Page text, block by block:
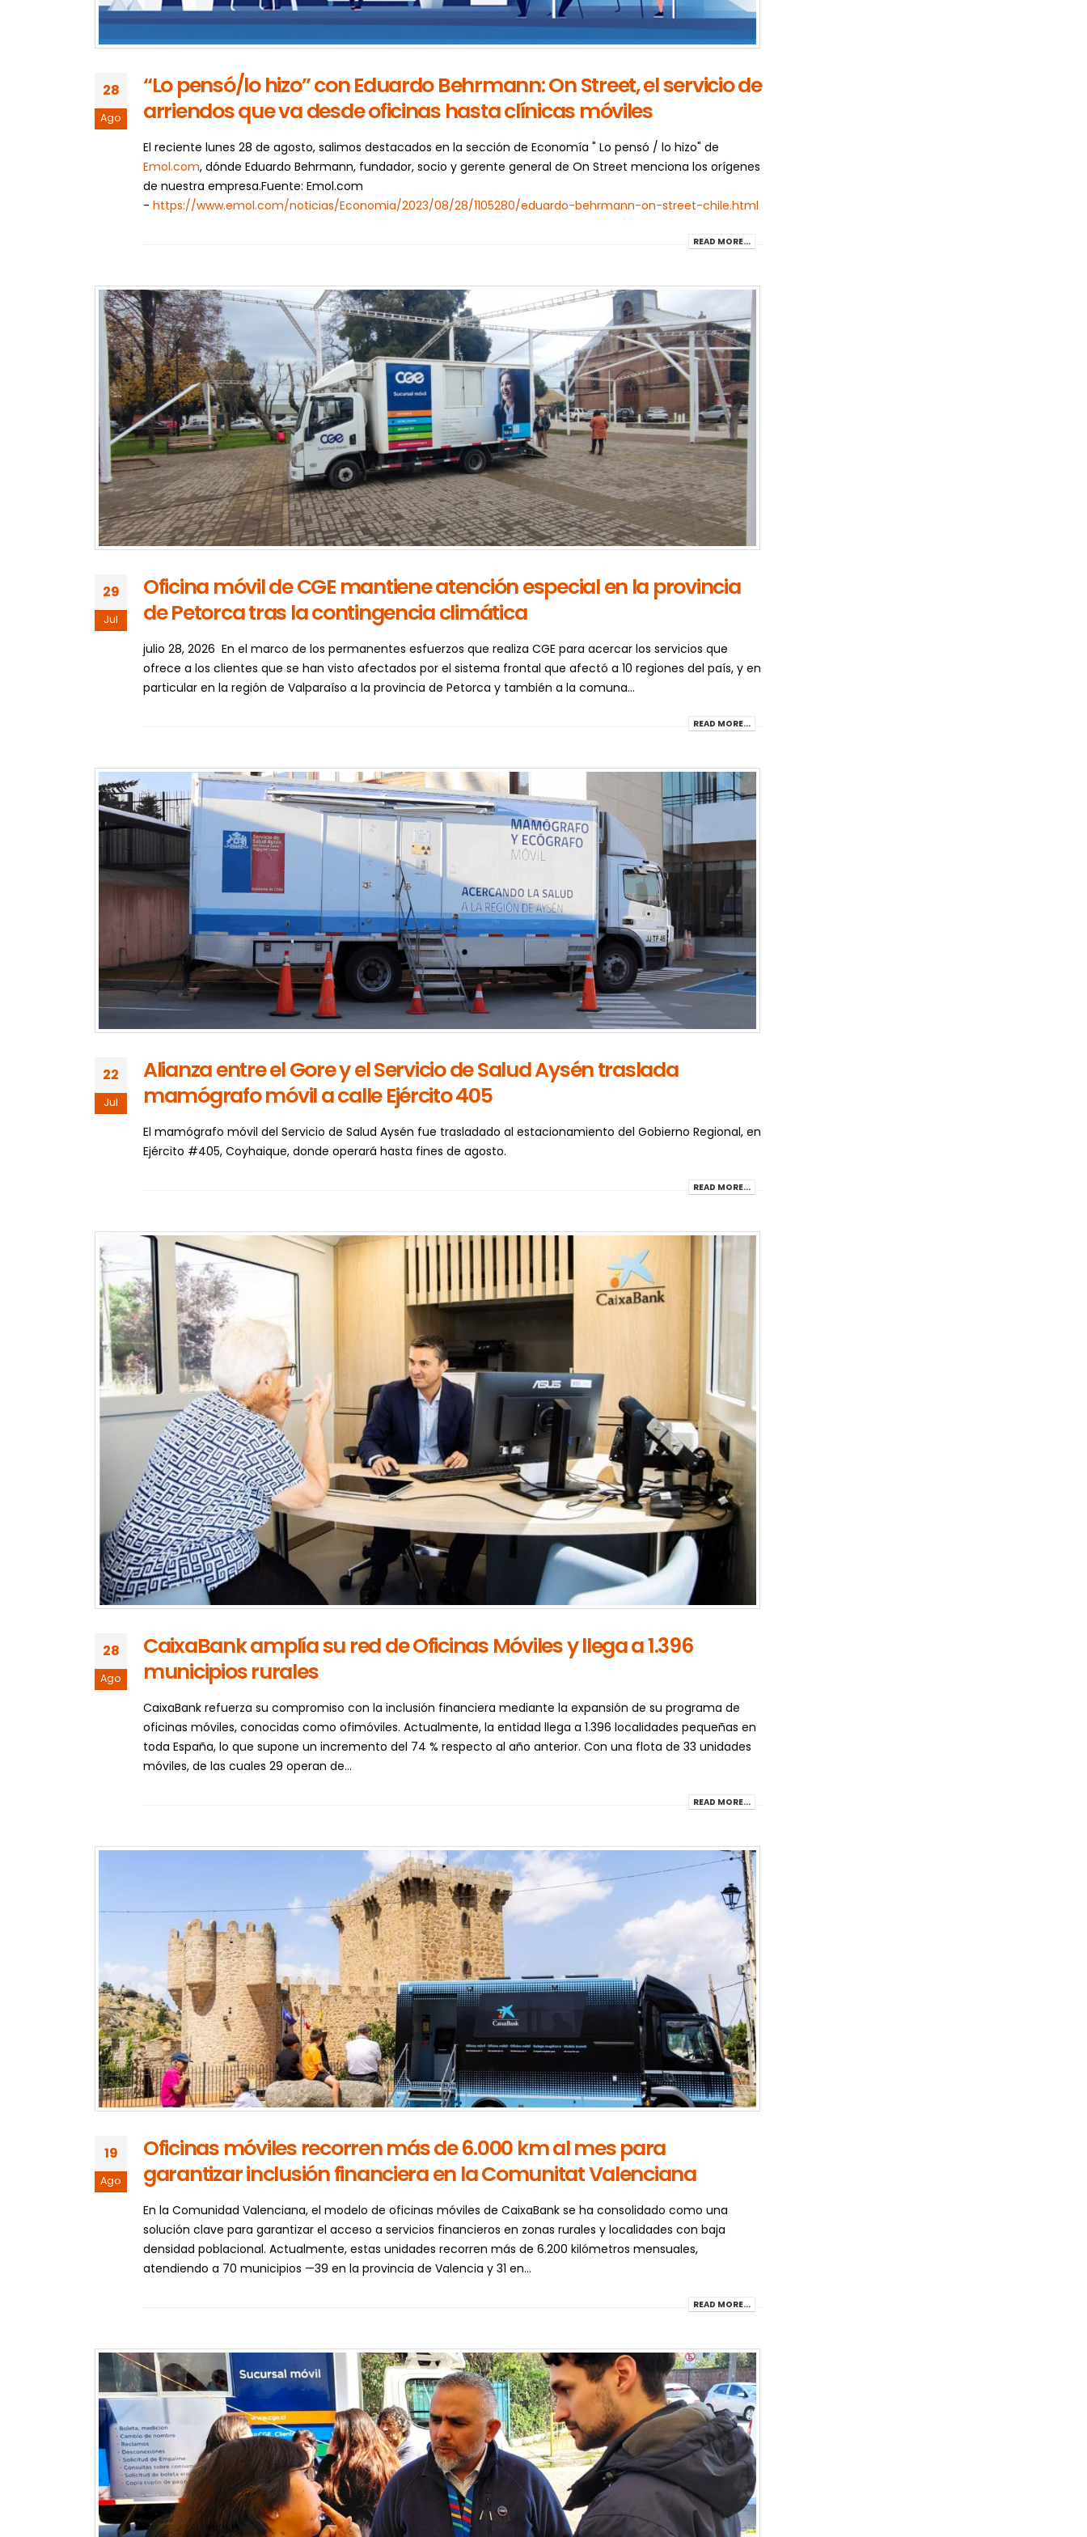
28
Ago
“Lo pensó/lo hizo” con Eduardo Behrmann: On Street, el servicio de
arriendos que va desde oficinas hasta clínicas móviles
El reciente lunes 28 de agosto, salimos destacados en la sección de Economía " Lo pensó / lo hizo" de
Emol.com, dónde Eduardo Behrmann, fundador, socio y gerente general de On Street menciona los orígenes
de nuestra empresa.Fuente: Emol.com
- https://www.emol.com/noticias/Economia/2023/08/28/1105280/eduardo-behrmann-on-street-chile.html
READ MORE...
29
Jul
Oficina móvil de CGE mantiene atención especial en la provincia
de Petorca tras la contingencia climática
julio 28, 2026 En el marco de los permanentes esfuerzos que realiza CGE para acercar los servicios que
ofrece a los clientes que se han visto afectados por el sistema frontal que afectó a 10 regiones del país, y en
particular en la región de Valparaíso a la provincia de Petorca y también a la comuna...
READ MORE...
22
Jul
Alianza entre el Gore y el Servicio de Salud Aysén traslada
mamógrafo móvil a calle Ejército 405
El mamógrafo móvil del Servicio de Salud Aysén fue trasladado al estacionamiento del Gobierno Regional, en
Ejército #405, Coyhaique, donde operará hasta fines de agosto.
READ MORE...
28
Ago
CaixaBank amplía su red de Oficinas Móviles y llega a 1.396
municipios rurales
CaixaBank refuerza su compromiso con la inclusión financiera mediante la expansión de su programa de
oficinas móviles, conocidas como ofimóviles. Actualmente, la entidad llega a 1.396 localidades pequeñas en
toda España, lo que supone un incremento del 74 % respecto al año anterior. Con una flota de 33 unidades
móviles, de las cuales 29 operan de...
READ MORE...
19
Ago
Oficinas móviles recorren más de 6.000 km al mes para
garantizar inclusión financiera en la Comunitat Valenciana
En la Comunidad Valenciana, el modelo de oficinas móviles de CaixaBank se ha consolidado como una
solución clave para garantizar el acceso a servicios financieros en zonas rurales y localidades con baja
densidad poblacional. Actualmente, estas unidades recorren más de 6.200 kilómetros mensuales,
atendiendo a 70 municipios —39 en la provincia de Valencia y 31 en...
READ MORE...